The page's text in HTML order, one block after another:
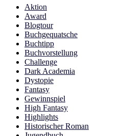
Aktion
Award
Blogtour
Buchgequatsche
Buchtipp
Buchvorstellung
Challenge
Dark Academia
Dystopie
Fantasy
Gewinnspiel
High Fantasy
Highlights
Historischer Roman